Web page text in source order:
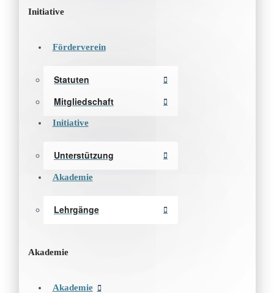
Initiative
Förderverein
Statuten
Mitgliedschaft
Initiative
Unterstützung
Akademie
Lehrgänge
Akademie
Akademie